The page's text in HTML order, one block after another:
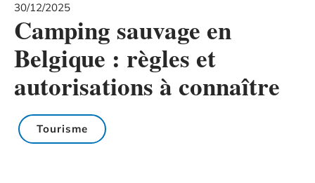
30/12/2025
Camping sauvage en
Belgique : règles et
autorisations à connaître
Tourisme